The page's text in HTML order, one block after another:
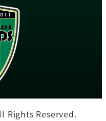
Rights Reserved.